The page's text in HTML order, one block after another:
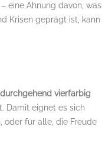
eine Ahnung davon, was
Krisen geprägt ist, kann
durchgehend vierfarbig
Damit eignet es sich
oder für alle, die Freude